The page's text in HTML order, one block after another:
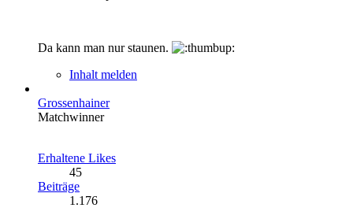
Da kann man nur staunen.
Inhalt melden
Grossenhainer
Matchwinner
Erhaltene Likes
45
Beiträge
1.176